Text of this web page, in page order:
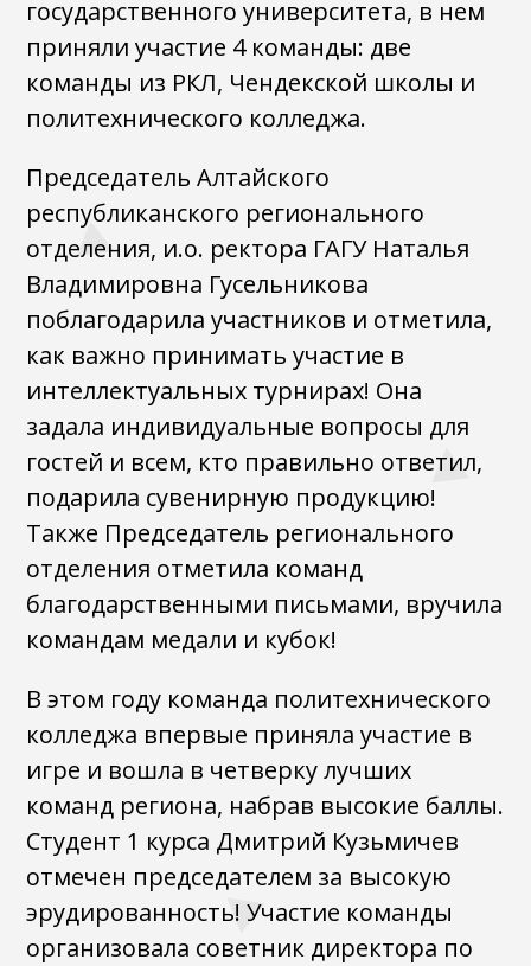
государственного университета, в нем
приняли участие 4 команды: две
команды из РКЛ, Чендекской школы и
политехнического колледжа.
Председатель Алтайского
республиканского регионального
отделения, и.о. ректора ГАГУ Наталья
Владимировна Гусельникова
поблагодарила участников и отметила,
как важно принимать участие в
интеллектуальных турнирах! Она
задала индивидуальные вопросы для
гостей и всем, кто правильно ответил,
подарила сувенирную продукцию!
Также Председатель регионального
отделения отметила команд
благодарственными письмами, вручила
командам медали и кубок!
В этом году команда политехнического
колледжа впервые приняла участие в
игре и вошла в четверку лучших
команд региона, набрав высокие баллы.
Студент 1 курса Дмитрий Кузьмичев
отмечен председателем за высокую
эрудированность! Участие команды
организовала советник директора по